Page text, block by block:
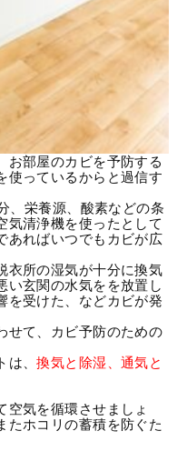
お部屋のカビを予防する
使っているからと過信す
、栄養源、酸素などの条
気清浄機を使ったとして
あればいつでもカビが広
衣所の湿気が十分に換気
い玄関の水気をを放置し
を受けた、などカビが発
せて、カビ予防のための
は、換気と除湿、通気と
空気を循環させましょ
たホコリの蓄積を防ぐた